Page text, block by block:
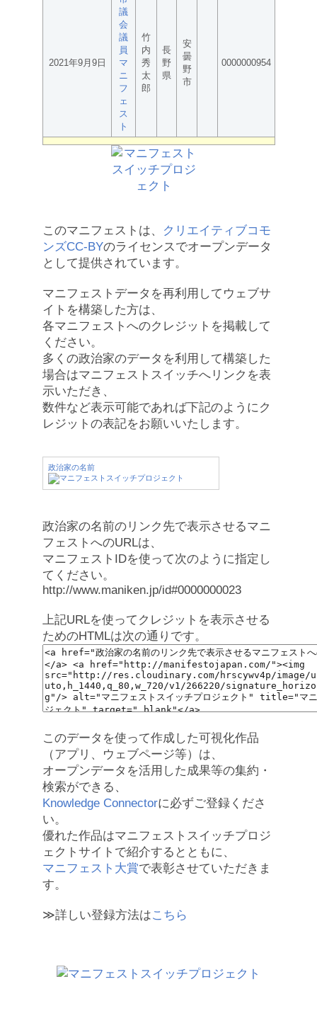
2021年9月9日
議
会
議
員
マ
ニ
フ
ェ
ス
ト
竹
内
秀
太
郎
長
野
県
安
曇
野
市
0000000954
このマニフェストは、
クリエイティブコモ
ンズCC-BYのライセンスでオープンデータ
として提供されています。
マニフェストデータを再利用してウェブサ
イトを構築した方は、
各マニフェストへのクレジットを掲載して
ください。
多くの政治家のデータを利用して構築した
場合はマニフェストスイッチへリンクを表
示いただき、
数件など表示可能であれば下記のようにク
レジットの表記をお願いいたします。
政治家の名前
政治家の名前のリンク先で表示させるマニ
フェストへのURLは、
マニフェストIDを使って次のように指定し
てください。
http://www.maniken.jp/id#0000000023
上記URLを使ってクレジットを表示させる
ためのHTMLは次の通りです。
このデータを使って作成した可視化作品
（アプリ、ウェブページ等）は、
オープンデータを活用した成果等の集約・
検索ができる、
Knowledge Connectorに必ずご登録くださ
い。
優れた作品はマニフェストスイッチプロジ
ェクトサイトで紹介するとともに、
マニフェスト大賞で表彰させていただきま
す。
≫詳しい登録方法はこちら